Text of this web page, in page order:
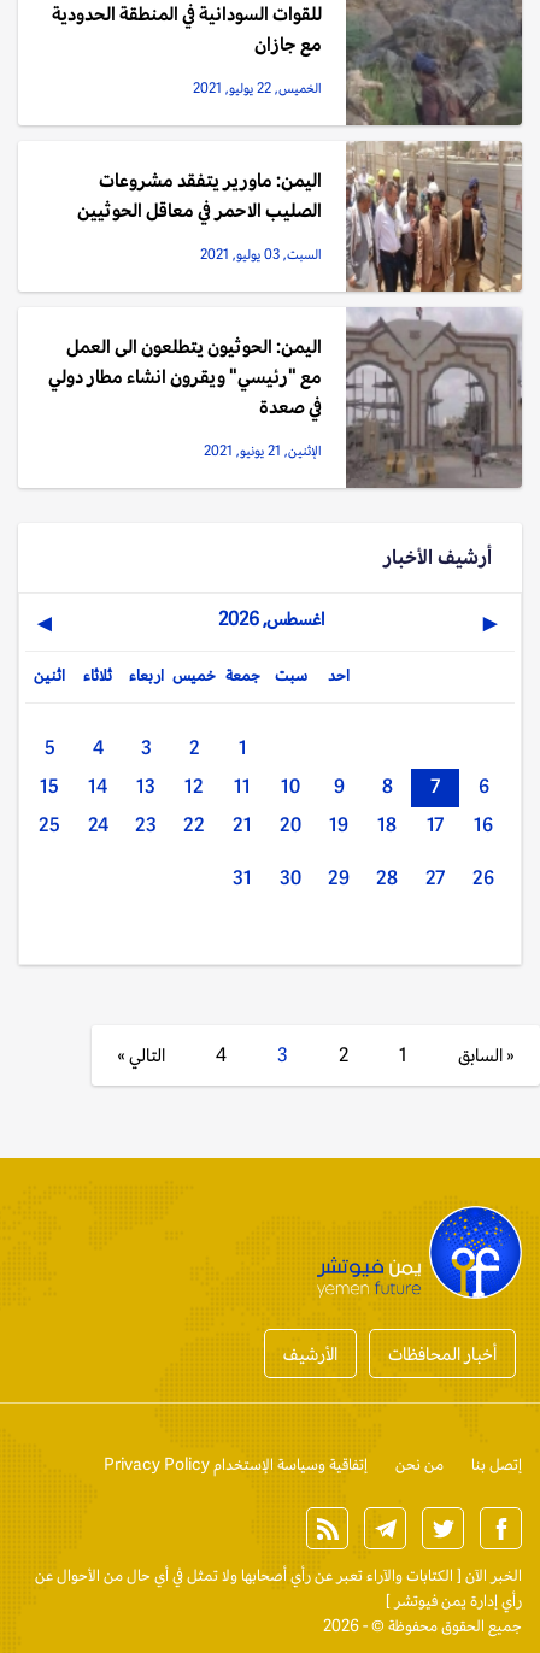
للقوات السودانية في المنطقة الحدودية
مع جازان
الخميس, 22 يوليو, 2021
اليمن: ماورير يتفقد مشروعات
الصليب الاحمر في معاقل الحوثيين
السبت, 03 يوليو, 2021
اليمن: الحوثيون يتطلعون الى العمل
مع "رئيسي" ويقرون انشاء مطار دولي
في صعدة
الإثنين, 21 يونيو, 2021
أرشيف الأخبار
◀ اغسطس, 2026 ▶
اثنين ثلاثاء اربعاء خميس جمعة سبت احد
1
2
3
4
5
6
7
8
9
10
11
12
13
14
15
16
17
18
19
20
21
22
23
24
25
26
27
28
29
30
31
« السابق 1
2
3
4 التالي »
أخبار المحافظات الأرشيف
إتصل بنا من نحن إتفاقية وسياسة الإستخدام Privacy Policy
الخبر الآن [ الكتابات والآراء تعبر عن رأي أصحابها ولا تمثل في أي حال من الأحوال عن
رأي إدارة يمن فيوتشر ]
جميع الحقوق محفوظة © - 2026